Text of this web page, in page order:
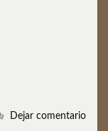
Dejar comentario